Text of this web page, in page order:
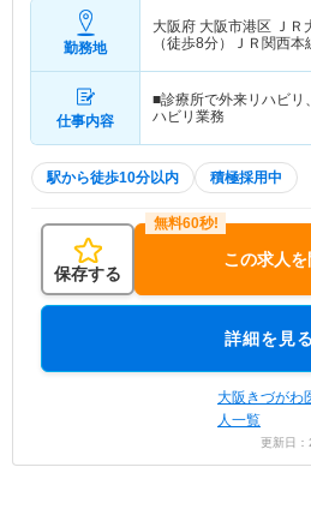
勤務地
大阪府 大阪市港区 ＪＲ
（徒歩8分）ＪＲ関西
仕事内容
■診療所で外来リハビリ
ハビリ業務
駅から徒歩10分以内 積極採用中
保存する
この求人
詳細を見る
大阪きづがわ
人一覧
更新日